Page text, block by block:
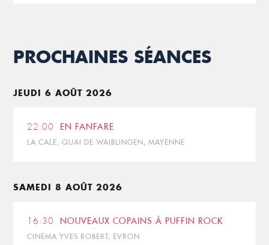
PROCHAINES SÉANCES
JEUDI 6 AOÛT 2026
22:00 EN FANFARE
LA CALE, QUAI DE WAIBLINGEN, MAYENNE
SAMEDI 8 AOÛT 2026
16:30 NOUVEAUX COPAINS À PUFFIN ROCK
CINÉMA YVES ROBERT, EVRON